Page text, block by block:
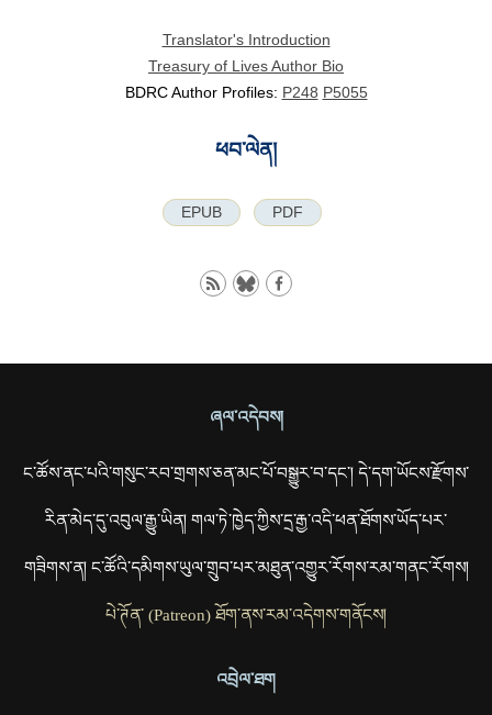
Translator's Introduction
Treasury of Lives Author Bio
BDRC Author Profiles: P248 P5055
ཕབ་ལེན།
EPUB PDF
ཞལ་འདེབས།
ང་ཚོས་ནང་པའི་གསུང་རབ་གྲགས་ཅན་མང་པོ་བསྒྱུར་བ་དང་། དེ་དག་ཡོངས་རྫོགས་
རིན་མེད་དུ་འབུལ་རྒྱུ་ཡིན། གལ་ཏེ་ཁྱེད་ཀྱིས་དྲ་རྒྱ་འདི་ཕན་ཐོགས་ཡོད་པར་
གཟིགས་ན། ང་ཚོའི་དམིགས་ཡུལ་གྲུབ་པར་མཐུན་འགྱུར་རོགས་རམ་གནང་རོགས།
པེ་ཊོན་ (Patreon) ཐོག་ནས་རམ་འདེགས་གནོངས།
འབྲེལ་ཐག